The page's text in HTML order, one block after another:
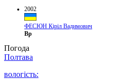
2002
ФЕСЮН Кіріл Вадимович
Вр
Погода
Полтава
вологість: